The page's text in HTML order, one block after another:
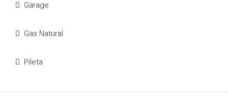
Garage
Gas Natural
Pileta